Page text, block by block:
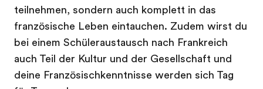
teilnehmen, sondern auch komplett in das
französische Leben eintauchen. Zudem wirst du
bei einem Schüleraustausch nach Frankreich
auch Teil der Kultur und der Gesellschaft und
deine Französischkenntnisse werden sich Tag